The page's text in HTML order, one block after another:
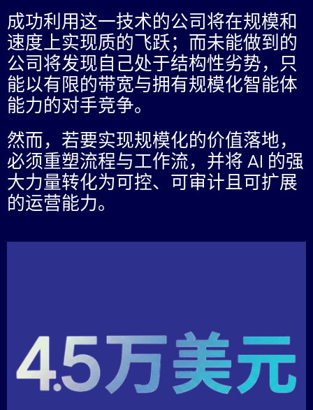
成功利用这一技术的公司将在规模和
速度上实现质的飞跃；而未能做到的
公司将发现自己处于结构性劣势，只
能以有限的带宽与拥有规模化智能体
能力的对手竞争。
然而，若要实现规模化的价值落地，
必须重塑流程与工作流，并将 AI 的强
大力量转化为可控、可审计且可扩展
的运营能力。